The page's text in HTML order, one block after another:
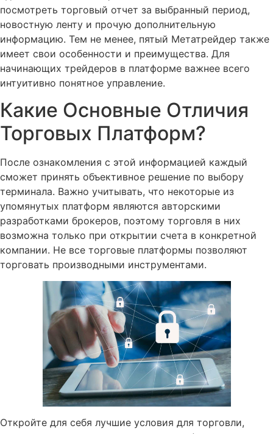
посмотреть торговый отчет за выбранный период,
новостную ленту и прочую дополнительную
информацию. Тем не менее, пятый Метатрейдер также
имеет свои особенности и преимущества. Для
начинающих трейдеров в платформе важнее всего
интуитивно понятное управление.
Какие Основные Отличия
Торговых Платформ?
После ознакомления с этой информацией каждый
сможет принять объективное решение по выбору
терминала. Важно учитывать, что некоторые из
упомянутых платформ являются авторскими
разработками брокеров, поэтому торговля в них
возможна только при открытии счета в конкретной
компании. Не все торговые платформы позволяют
торговать производными инструментами.
Откройте для себя лучшие условия для торговли,